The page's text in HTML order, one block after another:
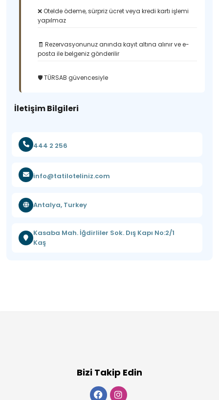
❌ Otelde ödeme, sürpriz ücret veya kredi kartı işlemi
yapılmaz
🧾 Rezervasyonunuz anında kayıt altına alınır ve e-
posta ile belgeniz gönderilir
🛡️ TÜRSAB güvencesiyle
İletişim Bilgileri
444 2 256
info@tatiloteliniz.com
Antalya, Turkey
Kasaba Mah. İğdirliler Sok. Dış Kapı No:2/1
Kaş
Bizi Takip Edin